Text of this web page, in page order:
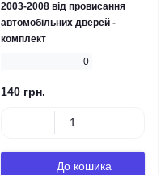
2003-2008 від провисання
автомобільних дверей -
комплект
0
140 грн.
До кошика